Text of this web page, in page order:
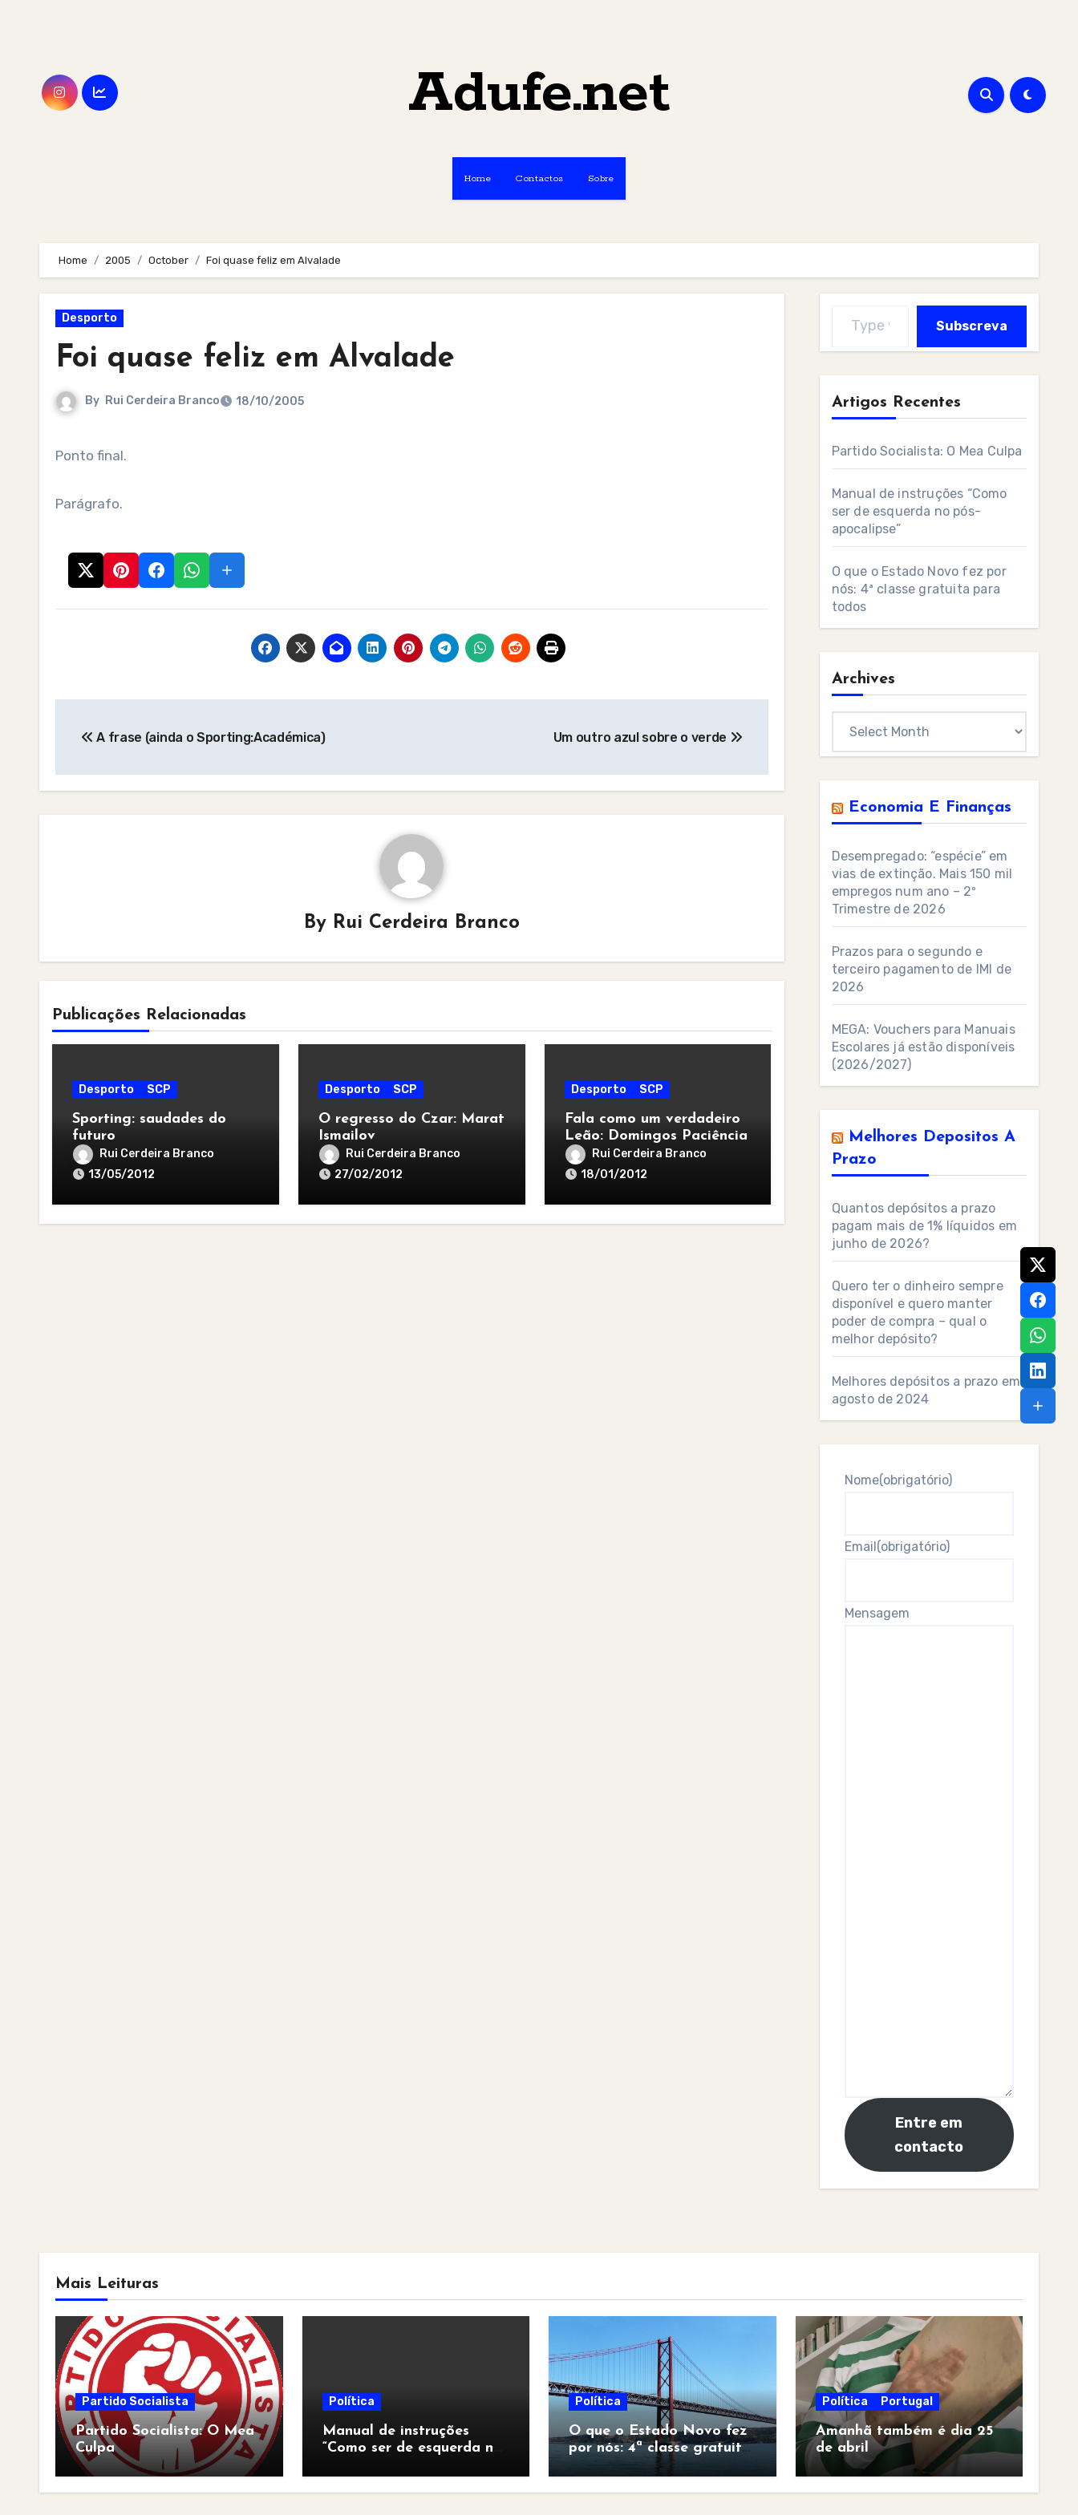
Adufe.net
Home Contactos Sobre
Home 2005 October Foi quase feliz em Alvalade
Desporto
Foi quase feliz em Alvalade
By Rui Cerdeira Branco 18/10/2005
Ponto final.
Parágrafo.
navigation
A frase (ainda o Sporting:Académica) Um outro azul sobre o verde
By Rui Cerdeira Branco
Publicações Relacionadas
Desporto SCP
Sporting: saudades do
futuro
Rui Cerdeira Branco
13/05/2012
Desporto SCP
O regresso do Czar: Marat
Ismailov
Rui Cerdeira Branco
27/02/2012
Desporto SCP
Fala como um verdadeiro
Leão: Domingos Paciência
Rui Cerdeira Branco
18/01/2012
Subscreva
Artigos Recentes
Partido Socialista: O Mea Culpa
Manual de instruções “Como
ser de esquerda no pós-
apocalipse”
O que o Estado Novo fez por
nós: 4ª classe gratuita para
todos
Archives
Economia E Finanças
Desempregado: “espécie” em
vias de extinção. Mais 150 mil
empregos num ano – 2º
Trimestre de 2026
Prazos para o segundo e
terceiro pagamento de IMI de
2026
MEGA: Vouchers para Manuais
Escolares já estão disponíveis
(2026/2027)
Melhores Depositos A
Prazo
Quantos depósitos a prazo
pagam mais de 1% líquidos em
junho de 2026?
Quero ter o dinheiro sempre
disponível e quero manter
poder de compra – qual o
melhor depósito?
Melhores depósitos a prazo em
agosto de 2024
Nome(obrigatório)
Email(obrigatório)
Mensagem
Entre em
contacto
Mais Leituras
Partido Socialista
Partido Socialista: O Mea
Culpa
Política
Manual de instruções
“Como ser de esquerda no
Política
O que o Estado Novo fez
por nós: 4ª classe gratuita
para todos
Política Portugal
Amanhã também é dia 25
de abril